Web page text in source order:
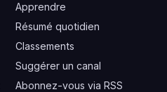
Apprendre
Résumé quotidien
Classements
Suggérer un canal
Abonnez-vous via RSS